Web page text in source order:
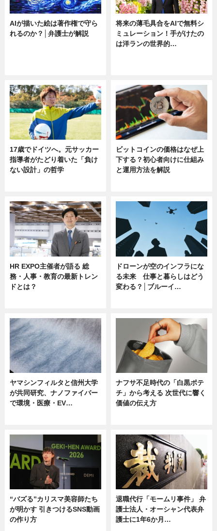
AIが描いた絵は著作権で守ら
れるのか？│弁護士が解説
将来の薄毛具合をAIで無料シ
ミュレーション！手がけたの
は洋ランの世界的…
17歳でドイツへ。元サッカー
指導者がたどり着いた「負け
ない設計」の哲学
ビットコインの価格はなぜ上
下する？初心者向けに仕組み
と運用方法を解説
HR EXPO主催者が語る 総
務・人事・教育の最新トレン
ドとは？
ドローンが空のインフラにな
る未来 仕事と暮らしはどう
変わる？│ブルーイ…
ヤマシンフィルタと信州大学
が共同研究、ナノファイバー
で環境・医療・EV…
ナフサ不足時代の「白黒ポテ
チ」から考える 次世代に響く
価値の伝え方
“バズる”カリスマ美容師たち
が明かす 引きつけるSNS動画
の作り方
退職代行「モームリ事件」 弁
護士法人・オーシャン代表弁
護士に1年6か月…